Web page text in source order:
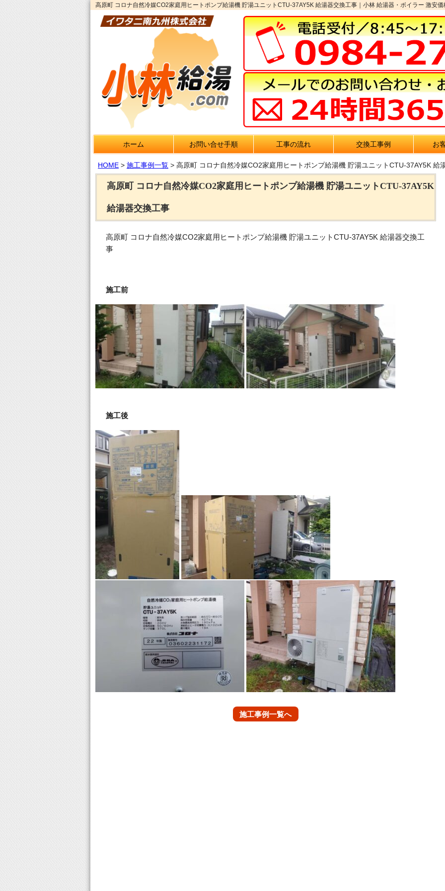
高原町 コロナ自然冷媒CO2家庭用ヒートポンプ給湯機 貯湯ユニットCTU-37AY5K 給湯器交換工事｜小林 給湯器・ボイラー 激安
ホーム お問い合せ手順 工事の流れ 交換工事例 お
HOME > 施工事例一覧 > 高原町 コロナ自然冷媒CO2家庭用ヒートポンプ給湯機 貯湯ユニットCTU-37AY5K 給
高原町 コロナ自然冷媒CO2家庭用ヒートポンプ給湯機 貯湯ユニットCTU-37AY5K
給湯器交換工事
高原町 コロナ自然冷媒CO2家庭用ヒートポンプ給湯機 貯湯ユニットCTU-37AY5K 給湯器交換工
事
施工前
施工後
施工事例一覧へ